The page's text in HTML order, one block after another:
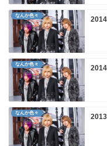
なんか色々
なんか色々
なんか色々